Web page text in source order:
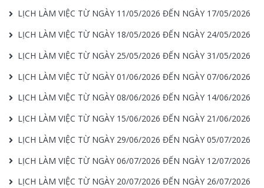
LỊCH LÀM VIỆC TỪ NGÀY 11/05/2026 ĐẾN NGÀY 17/05/2026
LỊCH LÀM VIỆC TỪ NGÀY 18/05/2026 ĐẾN NGÀY 24/05/2026
LỊCH LÀM VIỆC TỪ NGÀY 25/05/2026 ĐẾN NGÀY 31/05/2026
LỊCH LÀM VIỆC TỪ NGÀY 01/06/2026 ĐẾN NGÀY 07/06/2026
LỊCH LÀM VIỆC TỪ NGÀY 08/06/2026 ĐẾN NGÀY 14/06/2026
LỊCH LÀM VIỆC TỪ NGÀY 15/06/2026 ĐẾN NGÀY 21/06/2026
LỊCH LÀM VIỆC TỪ NGÀY 29/06/2026 ĐẾN NGÀY 05/07/2026
LỊCH LÀM VIỆC TỪ NGÀY 06/07/2026 ĐẾN NGÀY 12/07/2026
LỊCH LÀM VIỆC TỪ NGÀY 20/07/2026 ĐẾN NGÀY 26/07/2026